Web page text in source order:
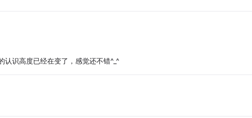
识高度已经在变了，感觉还不错^_^